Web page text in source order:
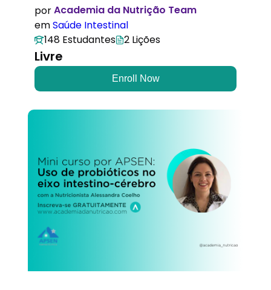
porAcademia da Nutrição Team
emSaúde Intestinal
148 Estudantes
2 Lições
Livre
Enroll Now